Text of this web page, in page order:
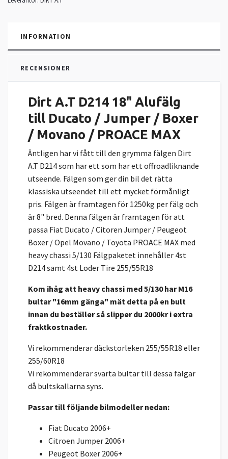
INFORMATION
RECENSIONER
Dirt A.T D214 18" Alufälg
till Ducato / Jumper / Boxer
/ Movano / PROACE MAX
Äntligen har vi fått till den grymma fälgen Dirt
A.T D214 som har ett som har ett offroadliknande
utseende. Fälgen som ger din bil det rätta
klassiska utseendet till ett mycket förmånligt
pris. Fälgen är framtagen för 1250kg per fälg och
är 8" bred. Denna fälgen är framtagen för att
passa Fiat Ducato / Citoren Jumper / Peugeot
Boxer / Opel Movano / Toyota PROACE MAX med
heavy chassi 5/130 Fälgpaketet innehåller 4st
D214 samt 4st Loder Tire 255/55R18
Kom ihåg att heavy chassi med 5/130 har M16
bultar "16mm gänga" mät detta på en bult
innan du beställer så slipper du 2000kr i extra
fraktkostnader.
Vi rekommenderar däckstorleken 255/55R18 eller
255/60R18
Vi rekommenderar svarta bultar till dessa fälgar
då bultskallarna syns.
Passar till följande bilmodeller nedan:
Fiat Ducato 2006+
Citroen Jumper 2006+
Peugeot Boxer 2006+